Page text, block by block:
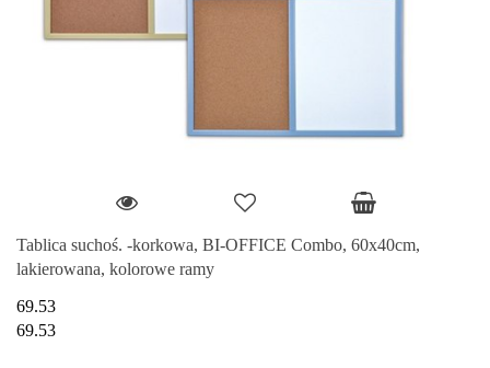
Tablica suchoś. -korkowa, BI-OFFICE Combo, 60x40cm,
lakierowana, kolorowe ramy
69.53
69.53